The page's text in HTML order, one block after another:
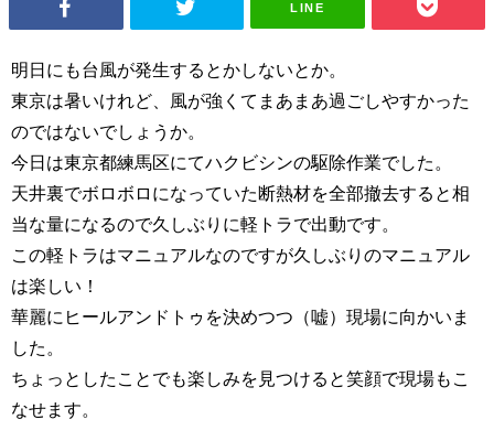
LINE
明日にも台風が発生するとかしないとか。
東京は暑いけれど、風が強くてまあまあ過ごしやすかった
のではないでしょうか。
今日は東京都練馬区にてハクビシンの駆除作業でした。
天井裏でボロボロになっていた断熱材を全部撤去すると相
当な量になるので久しぶりに軽トラで出動です。
この軽トラはマニュアルなのですが久しぶりのマニュアル
は楽しい！
華麗にヒールアンドトゥを決めつつ（嘘）現場に向かいま
した。
ちょっとしたことでも楽しみを見つけると笑顔で現場もこ
なせます。